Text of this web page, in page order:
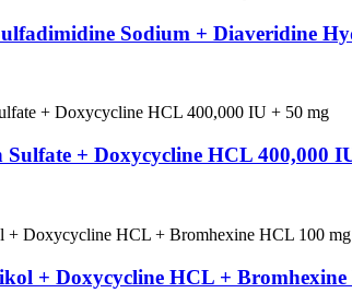
Sodium + Diaveridine
+ Doxycycline HCL 400,000
+ Doxycycline HCL + Bromhexine